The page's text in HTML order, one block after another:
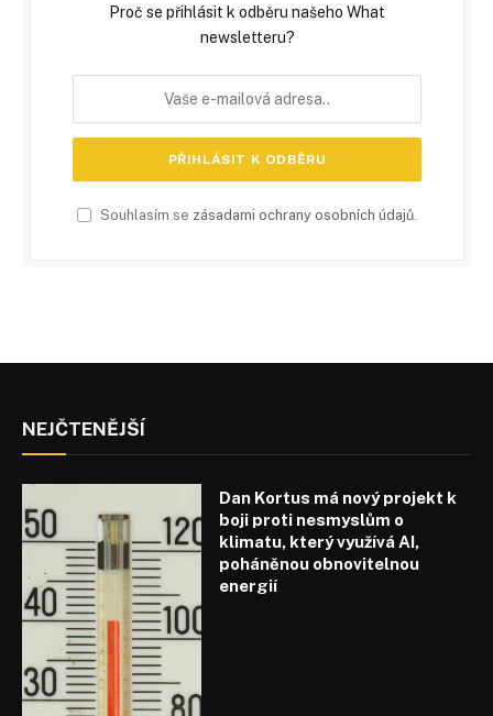
Proč se přihlásit k odběru našeho What
newsletteru?
Souhlasím se zásadami ochrany osobních údajů.
NEJČTENĚJŠÍ
Dan Kortus má nový projekt k
boji proti nesmyslům o
klimatu, který využívá AI,
poháněnou obnovitelnou
energií